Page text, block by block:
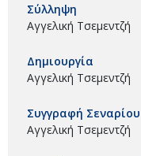
Σύλληψη
Αγγελική Τσεμεντζή
Δημιουργία
Αγγελική Τσεμεντζή
Συγγραφή Σεναρίου
Αγγελική Τσεμεντζή